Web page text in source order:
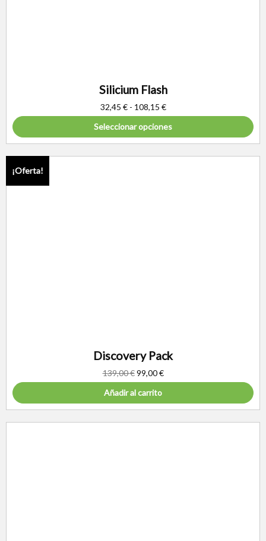
Silicium Flash
32,45 € - 108,15 €
Seleccionar opciones
¡Oferta!
Discovery Pack
139,00€ 99,00€
Añadir al carrito